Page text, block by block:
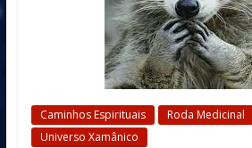
Caminhos Espirituais
Roda Medicinal
Universo Xamânico